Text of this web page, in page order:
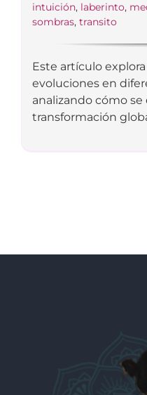
intuición, laberinto,
sombras, transito
Este artículo
evoluciones en
analizando cómo
transformación